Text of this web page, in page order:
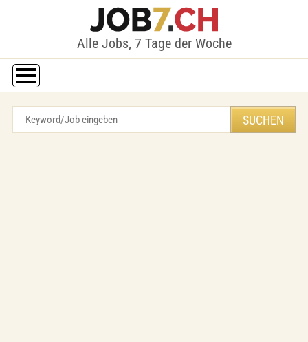
Alle Jobs, 7 Tage der Woche